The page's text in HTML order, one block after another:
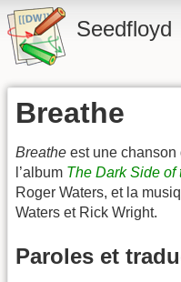
Seedfloyd
Breathe
Breathe est une
l’album The Dark Side of
Roger Waters, et la
Waters et Rick Wright.
Paroles et